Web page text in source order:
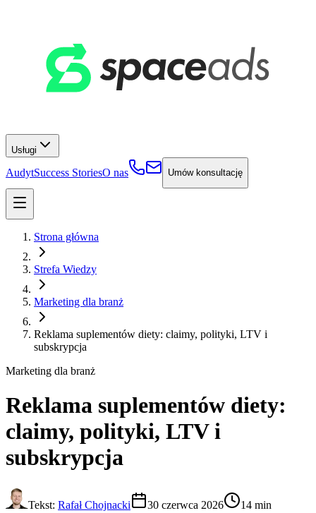
Usługi
AudytSuccess StoriesO nas Umów konsultację
Strona główna
Strefa Wiedzy
Marketing dla branż
Reklama suplementów diety: claimy, polityki, LTV i
subskrypcja
Marketing dla branż
Reklama suplementów diety:
claimy, polityki, LTV i
subskrypcja
Tekst: Rafał Chojnacki 30 czerwca 2026 14 min